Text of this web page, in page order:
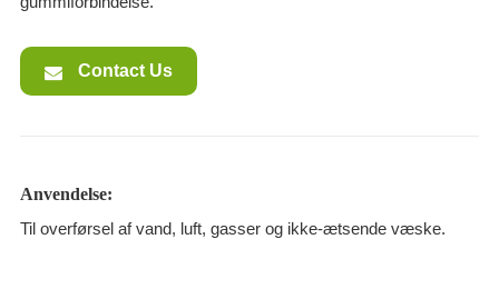
Contact Us
Anvendelse:
Til overførsel af vand, luft, gasser og ikke-ætsende væske.